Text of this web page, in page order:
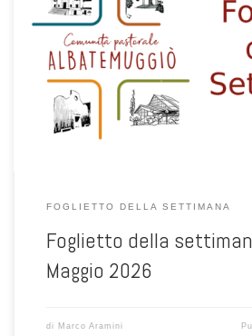
FOGLIETTO DELLA SETTIMANA
Foglietto della
Maggio 2026
di Marco Aramini